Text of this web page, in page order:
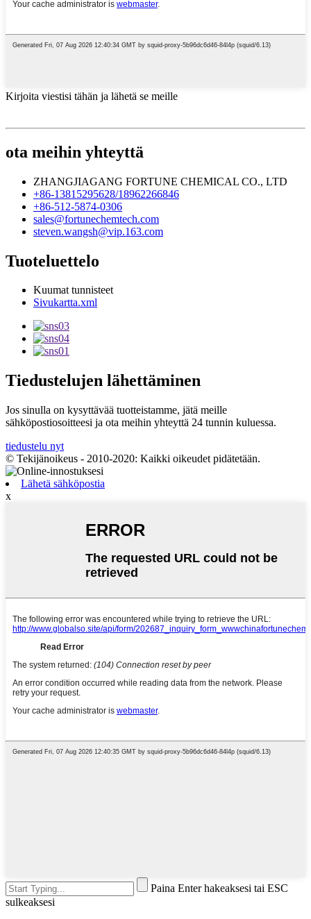
Kirjoita viestisi tähän ja lähetä se meille
ota meihin yhteyttä
ZHANGJIAGANG FORTUNE CHEMICAL CO., LTD
+86-13815295628/18962266846
+86-512-5874-0306
sales@fortunechemtech.com
steven.wangsh@vip.163.com
Tuoteluettelo
Kuumat tunnisteet
Sivukartta.xml
Tiedustelujen lähettäminen
Jos sinulla on kysyttävää tuotteistamme, jätä meille
sähköpostiosoitteesi ja ota meihin yhteyttä 24 tunnin kuluessa.
tiedustelu nyt
© Tekijänoikeus - 2010-2020: Kaikki oikeudet pidätetään.
Lähetä sähköpostia
x
Paina Enter hakeaksesi tai ESC
sulkeaksesi